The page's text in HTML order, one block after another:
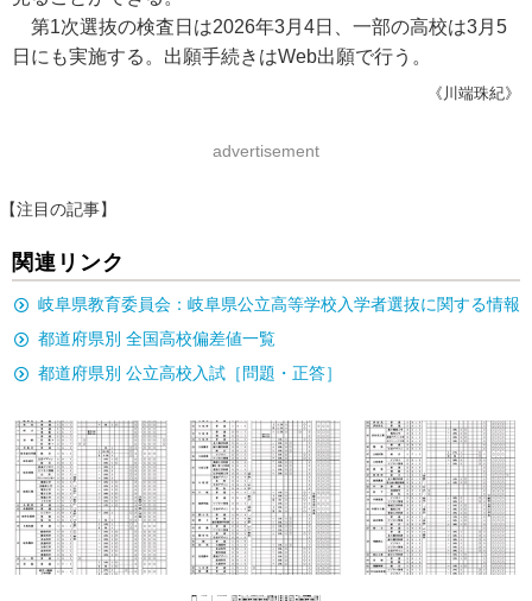
第1次選抜の検査日は2026年3月4日、一部の高校は3月5
日にも実施する。出願手続きはWeb出願で行う。
《川端珠紀》
advertisement
【注目の記事】
関連リンク
岐阜県教育委員会：岐阜県公立高等学校入学者選抜に関する情報
都道府県別 全国高校偏差値一覧
都道府県別 公立高校入試［問題・正答］